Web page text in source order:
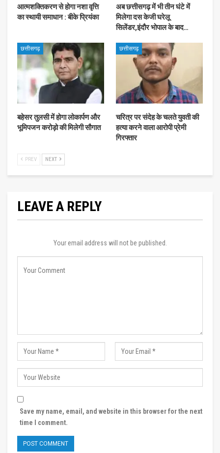
आत्मशक्तिकरण से होगा नशा वृत्ति
का स्थायी समाधान : बीके प्रियंका
अब छत्तीसगढ़ में भी तीन घंटे में
मिलेगा दस केजी घरेलू
सिलेंडर,इंदौर भोपाल के बाद…
छत्तीसगढ़
बहेसर तुलसी में होगा लोकार्पण और
भूमिपजन करोड़ो की मिलेगी सौगात
छत्तीसगढ़
चरित्र पर संदेह के चलते युवती की
हत्या करने वाला आरोपी प्रेमी
गिरफ्तार
PREV NEXT
LEAVE A REPLY
Your email address will not be published.
Save my name, email, and website in this browser for the next
time I comment.